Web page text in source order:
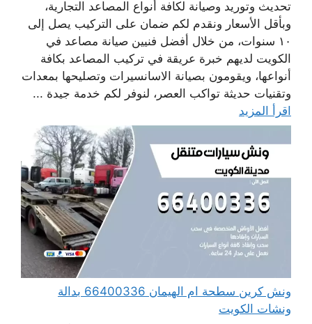
تحديث وتوريد وصيانة لكافة أنواع المصاعد التجارية،
وبأقل الأسعار ونقدم لكم ضمان على التركيب يصل إلى
١٠ سنوات، من خلال أفضل فنيين صيانة مصاعد في
الكويت لديهم خبرة عريقة في تركيب المصاعد بكافة
أنواعها، ويقومون بصيانة الاسانسيرات وتصليحها بمعدات
وتقنيات حديثة تواكب العصر، لنوفر لكم خدمة جيدة ...
اقرأ المزيد
ونش كرين سطحة ام الهيمان 66400336 بدالة
ونشات الكويت